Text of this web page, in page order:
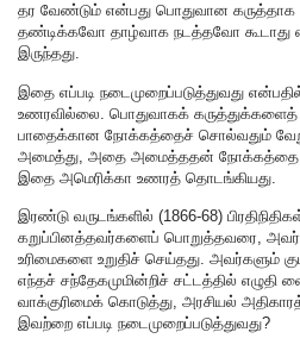
தர வேண்டும் என்பது பொதுவான
தண்டிக்கவோ தாழ்வாக நடத்தவோ
இருந்தது.
இதை எப்படி நடைமுறைப்படுத்துவது
உணரவில்லை. பொதுவாகக் கருத்துக்களைத்
பாதைக்கான நோக்கத்தைச் சொல்வதும்
அமைத்து, அதை அமைத்ததன் நோக்கத்தை
இதை அமெரிக்கா உணரத் தொடங்கியது.
இரண்டு வருடங்களில் (1866-68)
கறுப்பினத்தவர்களைப் பொறுத்தவரை,
உரிமைகளை உறுதிச் செய்தது. அவர்களும்
எந்தச் சந்தேகமுமின்றிச் சட்டத்தில் எழுதி
வாக்குரிமைக் கொடுத்து, அரசியல்
இவற்றை எப்படி நடைமுறைப்படுத்துவது?